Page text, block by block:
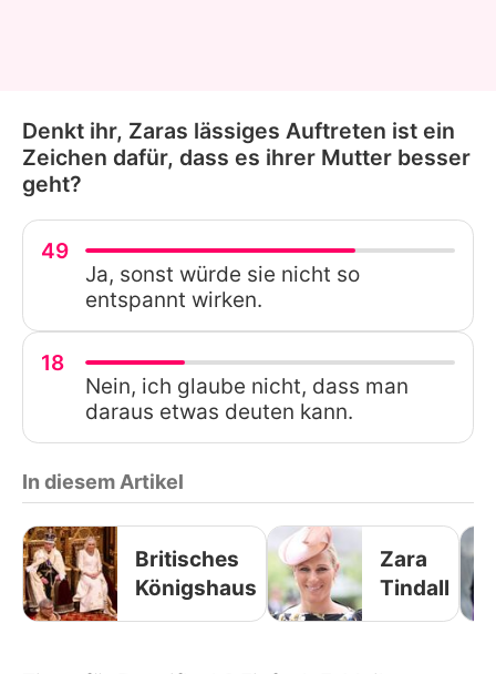
Denkt ihr, Zaras lässiges Auftreten ist ein
Zeichen dafür, dass es ihrer Mutter besser
geht?
49
Ja, sonst würde sie nicht so
entspannt wirken.
18
Nein, ich glaube nicht, dass man
daraus etwas deuten kann.
In diesem Artikel
Britisches
Königshaus
Zara
Tindall